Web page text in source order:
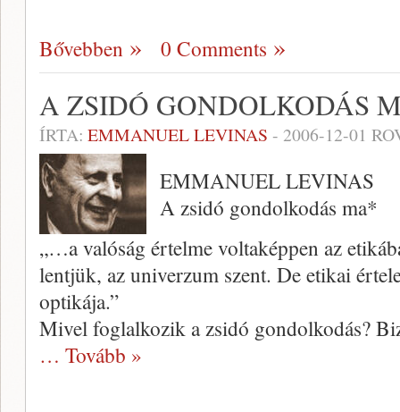
Bővebben 0 Comments
A ZSIDÓ GONDOLKODÁS
ÍRTA: EMMANUEL LEVINAS - 2006-12-01
EMMANUEL LEVINAS
A zsidó gondolkodás ma*
„…a valóság értelme voltaképpen az
lentjük, az univerzum szent. De etikai
opti­kája.”
Mivel foglalkozik a zsidó gondol­kodás?
… Tovább »